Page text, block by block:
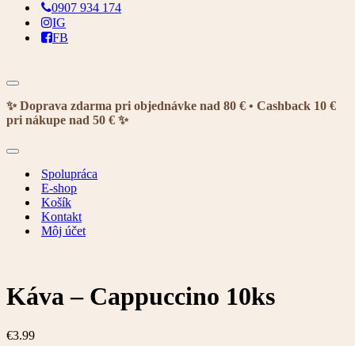
0907 934 174
IG
FB
Menu
navigácie
✨ Doprava zdarma pri objednávke nad 80 € • Cashback 10 €
pri nákupe nad 50 € ✨
Menu
navigácieSpolupráca
E-shop
Košík
Kontakt
Môj účet
Káva – Cappuccino 10ks
€3.99